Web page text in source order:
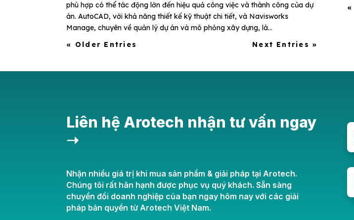
phù hợp có thể tác động lớn đến hiệu quả công việc và thành công của dự
án. AutoCAD, với khả năng thiết kế kỹ thuật chi tiết, và Navisworks
Manage, chuyên về quản lý dự án và mô phỏng xây dựng, là...
« Older Entries
Next Entries »
Liên hệ Arotech nhận tư vấn ngay
➝
Nhận nhiều giá trị khi mua sản phẩm & giải pháp tại Arotech.
Chúng tôi rất hân hạnh được phục vụ quý khách. Sẵn sàng
chuyển đổi doanh nghiệp của bạn ngay hôm nay với các giải
pháp bản quyền từ Arotech Việt Nam.